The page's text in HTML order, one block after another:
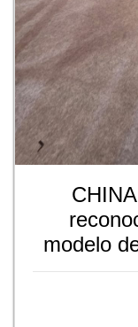
modelo